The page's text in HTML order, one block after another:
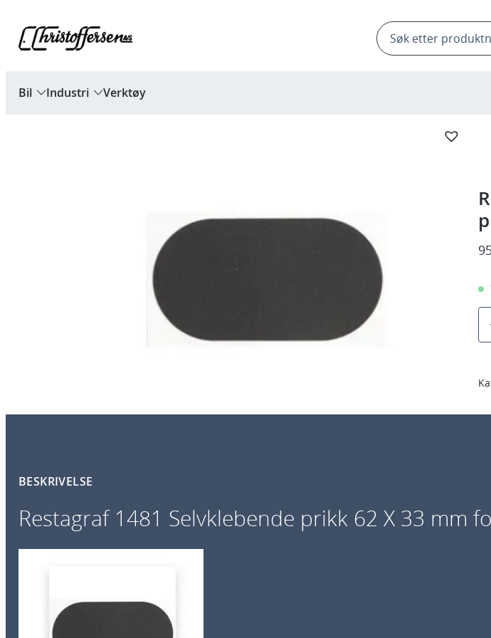
innhold
Products
search
Bil Industri Verktøy
G
4
1
k
BESKRIVELSE
Restagraf 1481 Selvklebende prikk 62 X 33 mm